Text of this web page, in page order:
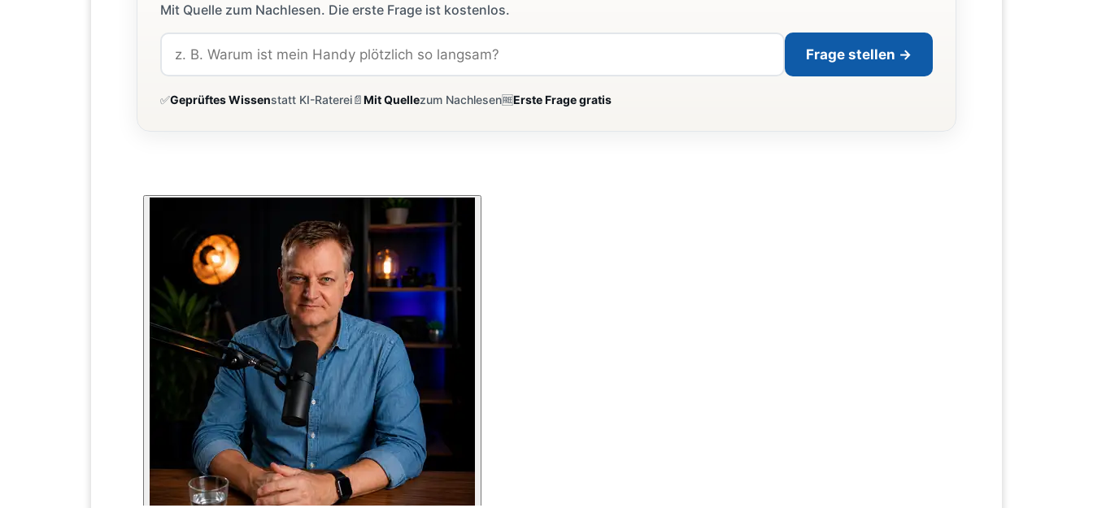
Mit Quelle zum Nachlesen. Die erste Frage ist kostenlos.
Frage stellen →
✅Geprüftes Wissenstatt KI-Raterei📄Mit Quellezum Nachlesen🆓Erste Frage gratis